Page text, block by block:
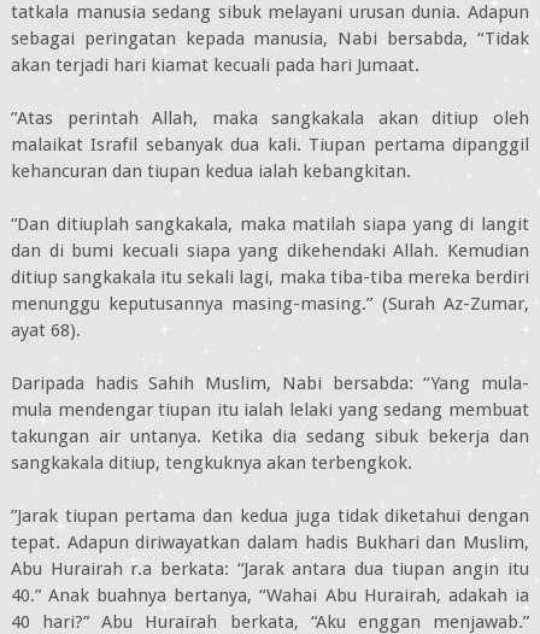
tatkala manusia sedang sibuk melayani urusan dunia. Adapun
sebagai peringatan kepada manusia, Nabi bersabda, “Tidak
akan terjadi hari kiamat kecuali pada hari Jumaat.
”Atas perintah Allah, maka sangkakala akan ditiup oleh
malaikat Israfil sebanyak dua kali. Tiupan pertama dipanggil
kehancuran dan tiupan kedua ialah kebangkitan.
“Dan ditiuplah sangkakala, maka matilah siapa yang di langit
dan di bumi kecuali siapa yang dikehendaki Allah. Kemudian
ditiup sangkakala itu sekali lagi, maka tiba-tiba mereka berdiri
menunggu keputusannya masing-masing.” (Surah Az-Zumar,
ayat 68).
Daripada hadis Sahih Muslim, Nabi bersabda: “Yang mula-
mula mendengar tiupan itu ialah lelaki yang sedang membuat
takungan air untanya. Ketika dia sedang sibuk bekerja dan
sangkakala ditiup, tengkuknya akan terbengkok.
”Jarak tiupan pertama dan kedua juga tidak diketahui dengan
tepat. Adapun diriwayatkan dalam hadis Bukhari dan Muslim,
Abu Hurairah r.a berkata: “Jarak antara dua tiupan angin itu
40.” Anak buahnya bertanya, “Wahai Abu Hurairah, adakah ia
40 hari?” Abu Hurairah berkata, “Aku enggan menjawab.”